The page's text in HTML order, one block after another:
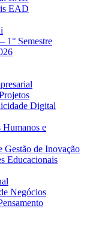
EAD
1° Semestre
Digital
Humanos e
Gestão de Inovação
Educacionais
Negócios